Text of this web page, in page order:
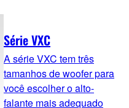
Série VXC
A série VXC tem três
tamanhos de woofer para
você escolher o alto-
falante mais adequado